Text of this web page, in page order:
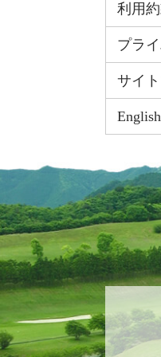
利用
プラ
サイ
English